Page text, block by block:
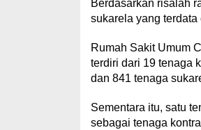
Berdasarkan risalah
sukarela yang
Rumah Sakit Umum
terdiri dari 19 tenaga
dan 841 tenaga
Sementara itu, satu
sebagai tenaga